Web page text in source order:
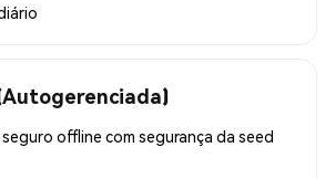
offline com segurança da seed